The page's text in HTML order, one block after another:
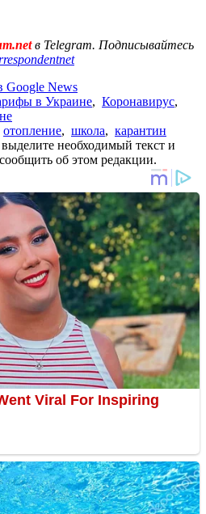
в Telegram. Подписывайтесь
Google News
в Украине, Коронавирус,
отопление, школа, карантин
необходимый текст и
об этом редакции.